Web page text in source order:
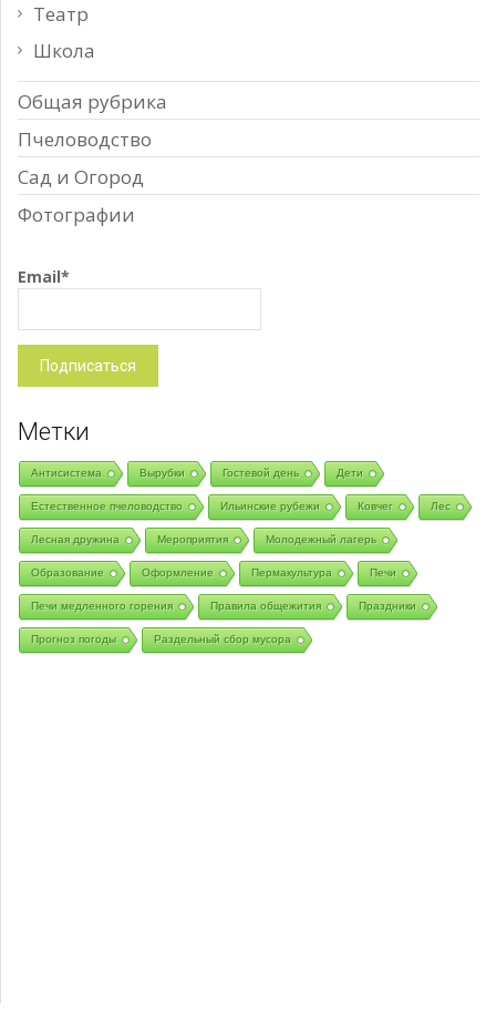
Театр
Школа
Общая рубрика
Пчеловодство
Сад и Огород
Фотографии
Email*
Метки
Антисистема Вырубки Гостевой день Дети
Естественное пчеловодство Ильинские рубежи Ковчег Лес
Лесная дружина Мероприятия Молодежный лагерь
Образование Оформление Пермакультура Печи
Печи медленного горения Правила общежития Праздники
Прогноз погоды Раздельный сбор мусора